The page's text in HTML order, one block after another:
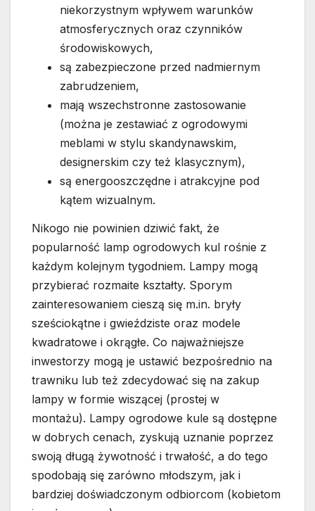
niekorzystnym wpływem warunków
atmosferycznych oraz czynników
środowiskowych,
są zabezpieczone przed nadmiernym
zabrudzeniem,
mają wszechstronne zastosowanie
(można je zestawiać z ogrodowymi
meblami w stylu skandynawskim,
designerskim czy też klasycznym),
są energooszczędne i atrakcyjne pod
kątem wizualnym.
Nikogo nie powinien dziwić fakt, że
popularność lamp ogrodowych kul rośnie z
każdym kolejnym tygodniem. Lampy mogą
przybierać rozmaite kształty. Sporym
zainteresowaniem cieszą się m.in. bryły
sześciokątne i gwieździste oraz modele
kwadratowe i okrągłe. Co najważniejsze
inwestorzy mogą je ustawić bezpośrednio na
trawniku lub też zdecydować się na zakup
lampy w formie wiszącej (prostej w
montażu). Lampy ogrodowe kule są dostępne
w dobrych cenach, zyskują uznanie poprzez
swoją długą żywotność i trwałość, a do tego
spodobają się zarówno młodszym, jak i
bardziej doświadczonym odbiorcom (kobietom